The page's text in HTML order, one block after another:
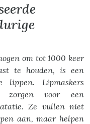
om tot 1000 keer
te houden, is een
lippen. Lipmaskers
zorgen voor een
Ze vullen niet
aan, maar helpen